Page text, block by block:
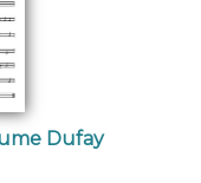
Dufay